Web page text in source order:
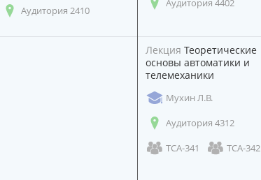
Аудитория 2410
Аудитория 4402
Лекция Теоретические
основы автоматики и
телемеханики
Мухин Л.В.
Аудитория 4312
ТСА-341
ТСА-342